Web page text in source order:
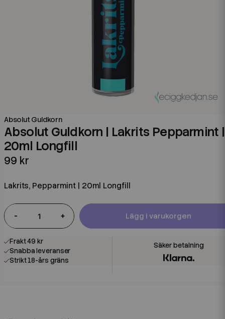
Absolut Guldkorn
Absolut Guldkorn | Lakrits Pepparmint |
20ml Longfill
99 kr
Lakrits, Pepparmint | 20ml Longfill
- + Lägg i varukorgen
Frakt 49 kr
Snabba leveranser
Strikt 18-års gräns